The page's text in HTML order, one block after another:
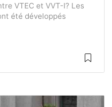
VTEC et VVT-I? Les
été développés